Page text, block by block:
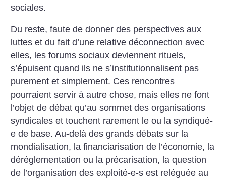
sociales.
Du reste, faute de donner des perspectives aux
luttes et du fait d’une relative déconnection avec
elles, les forums sociaux deviennent rituels,
s’épuisent quand ils ne s’institutionnalisent pas
purement et simplement. Ces rencontres
pourraient servir à autre chose, mais elles ne font
l’objet de débat qu’au sommet des organisations
syndicales et touchent rarement le ou la syndiqué-
e de base. Au-delà des grands débats sur la
mondialisation, la financiarisation de l’économie, la
déréglementation ou la précarisation, la question
de l’organisation des exploité-e-s est reléguée au